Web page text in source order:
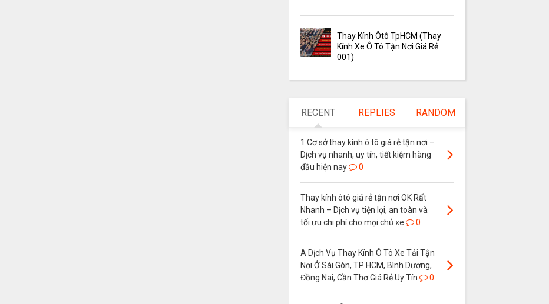
Thay Kính Ôtô TpHCM (Thay
Kính Xe Ô Tô Tận Nơi Giá Rẻ
001)
RECENT REPLIES RANDOM
1 Cơ sở thay kính ô tô giá rẻ tận nơi –
Dịch vụ nhanh, uy tín, tiết kiệm hàng
đầu hiện nay
0
Thay kính ôtô giá rẻ tận nơi OK Rất
Nhanh – Dịch vụ tiện lợi, an toàn và
tối ưu chi phí cho mọi chủ xe
0
A Dịch Vụ Thay Kính Ô Tô Xe Tải Tận
Nơi Ở Sài Gòn, TP HCM, Bình Dương,
Đồng Nai, Cần Thơ Giá Rẻ Uy Tín
0